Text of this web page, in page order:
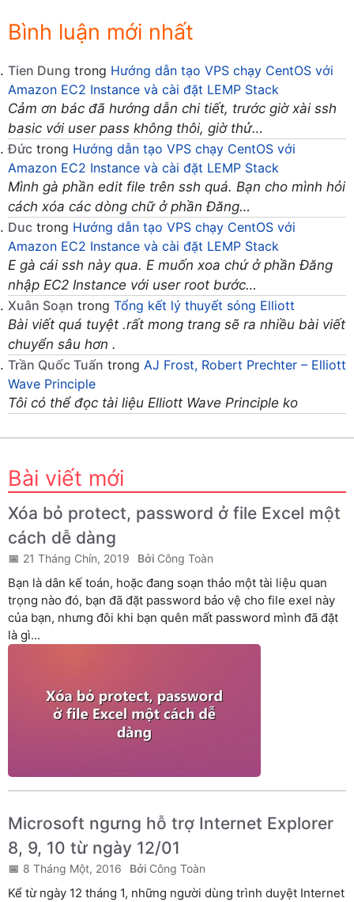
Bình luận mới nhất
Tien Dung trong Hướng dẫn tạo VPS chạy CentOS với
Amazon EC2 Instance và cài đặt LEMP Stack
Cảm ơn bác đã hướng dẫn chi tiết, trước giờ xài ssh
basic với user pass không thôi, giờ thử…
Đức trong Hướng dẫn tạo VPS chạy CentOS với
Amazon EC2 Instance và cài đặt LEMP Stack
Mình gà phần edit file trên ssh quá. Bạn cho mình hỏi
cách xóa các dòng chữ ở phần Đăng…
Duc trong Hướng dẫn tạo VPS chạy CentOS với
Amazon EC2 Instance và cài đặt LEMP Stack
E gà cái ssh này qua. E muốn xoa chứ ở phần Đăng
nhập EC2 Instance với user root bước…
Xuân Soạn trong Tổng kết lý thuyết sóng Elliott
Bài viết quá tuyệt .rất mong trang sẽ ra nhiều bài viết
chuyển sâu hơn .
Trần Quốc Tuấn trong AJ Frost, Robert Prechter – Elliott
Wave Principle
Tôi có thể đọc tài liệu Elliott Wave Principle ko
Bài viết mới
Xóa bỏ protect, password ở file Excel một
cách dễ dàng
21 Tháng Chín, 2019 Công Toàn
Bạn là dân kế toán, hoặc đang soạn thảo một tài liệu quan
trọng nào đó, bạn đã đặt password bảo vệ cho file exel này
của bạn, nhưng đôi khi bạn quên mất password mình đã đặt
là gì...
Microsoft ngưng hỗ trợ Internet Explorer
8, 9, 10 từ ngày 12/01
8 Tháng Một, 2016 Công Toàn
Kể từ ngày 12 tháng 1, những người dùng trình duyệt Internet